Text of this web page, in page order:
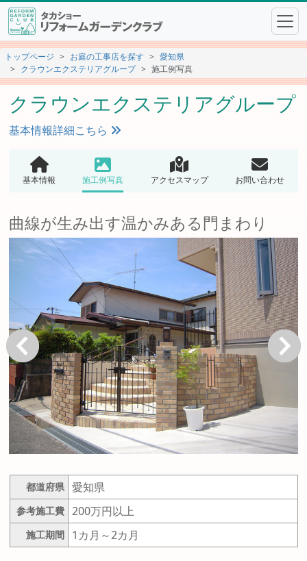
トップページ お庭の工事店を探す
愛知県
クラウンエクステリアグループ
施工例写真
クラウンエクステリアグループ
基本情報詳細こちら
基本情報 施工例写真 アクセスマップ お問い合わせ
曲線が生み出す温かみある門まわり
戻る
都道府県 愛知県
参考施工費 200万円以上
施工期間 1カ月～2カ月